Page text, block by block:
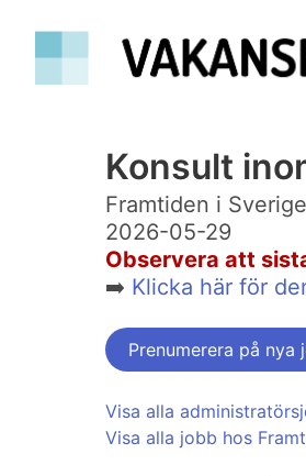
Konsult
Framtiden i
2026-05-29
Observera att
➡️ Klicka här för
Prenumerera på nya
Visa alla
Visa alla jobb hos